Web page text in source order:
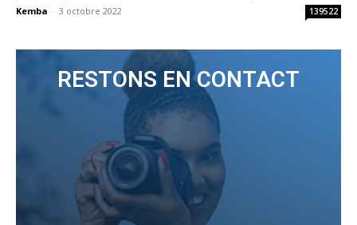
Kemba - 3 octobre 2022 139522
RESTONS EN CONTACT